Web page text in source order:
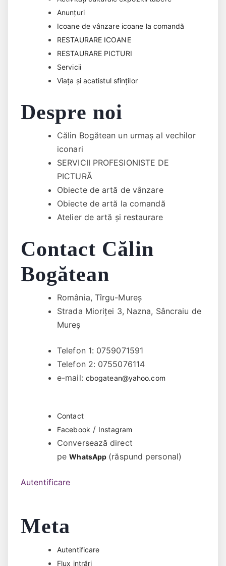
Anunțuri
Icoane de vânzare icoane la comandă
RESTAURARE ICOANE
RESTAURARE PICTURI
Servicii
Viața și acatistul sfinților
Despre noi
Călin Bogătean un urmaş al vechilor
iconari
SERVICII PROFESIONISTE DE
PICTURĂ
Obiecte de artă de vânzare
Obiecte de artă la comandă
Atelier de artă și restaurare
Contact Călin
Bogătean
România, Tîrgu-Mureș
Strada Mioriței 3, Nazna, Sâncraiu de
Mureș
Telefon 1: 0759071591
Telefon 2: 0755076114
e-mail: cbogatean@yahoo.com
Contact
Facebook / Instagram
Conversează direct
peWhatsApp (răspund personal)
Autentificare
Meta
Autentificare
Flux intrări